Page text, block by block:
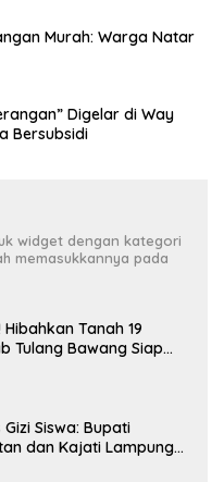
Murah: Warga Natar
Digelar di Way
Bersubsidi
widget dengan kategori
memasukkannya pada
Tanah 19
Tulang Bawang Siap
Siswa: Bupati
dan Kajati Lampung